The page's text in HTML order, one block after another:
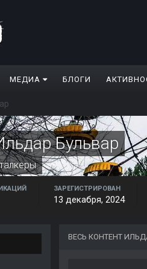
МЕДИА БЛОГИ
Бульвар
ЗАРЕГИСТРИРОВАН
13 декабря, 2024
ВЕСЬ КОНТЕНТ